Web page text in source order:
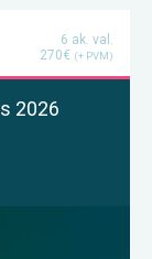
6 ak. val.
270€ (+ PVM)
2026